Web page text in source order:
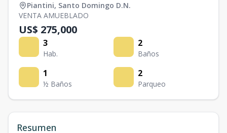
Piantini, Santo Domingo D.N.
VENTA AMUEBLADO
US$ 275,000
3
Hab.
2
Baños
1
½ Baños
2
Parqueo
Resumen